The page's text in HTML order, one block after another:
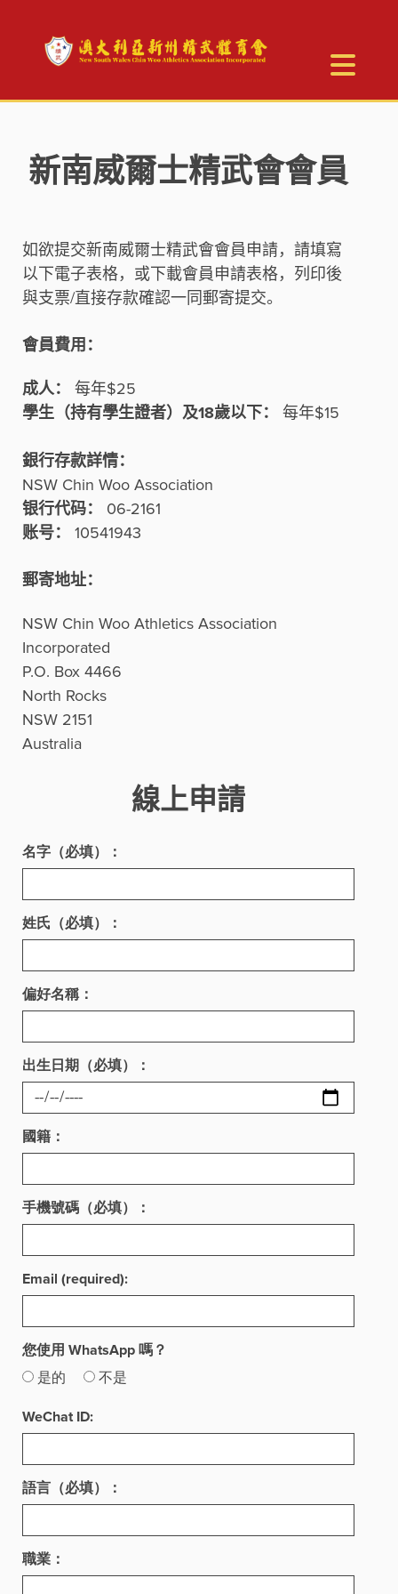
新南威爾士精武會會員
如欲提交新南威爾士精武會會員申請，請填寫
以下電子表格，或下載會員申請表格，列印後
與支票/直接存款確認一同郵寄提交。
會員費用：
成人：
每年$25
學生（持有學生證者）及18歲以下：
每年$15
銀行存款詳情：
NSW Chin Woo Association
银行代码：
06-2161
账号：
10541943
郵寄地址：
NSW Chin Woo Athletics Association
Incorporated
P.O. Box 4466
North Rocks
NSW 2151
Australia
線上申請
名字（必填）：
姓氏（必填）：
偏好名稱：
出生日期（必填）：
國籍：
手機號碼（必填）：
Email (required):
您使用 WhatsApp 嗎？
是的 不是
WeChat ID:
語言（必填）：
職業：